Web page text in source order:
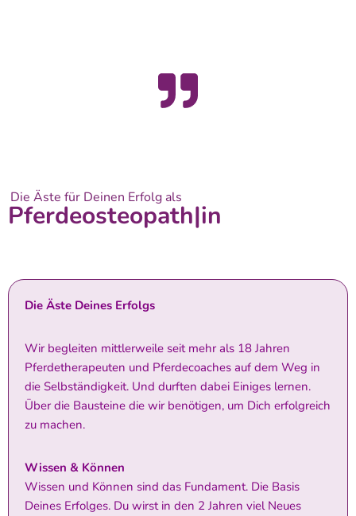
Die Äste für Deinen Erfolg als
Pferdeosteopath|in
Die Äste Deines Erfolgs
Wir begleiten mittlerweile seit mehr als 18 Jahren
Pferdetherapeuten und Pferdecoaches auf dem Weg in
die Selbständigkeit. Und durften dabei Einiges lernen.
Über die Bausteine die wir benötigen, um Dich erfolgreich
zu machen.
Wissen & Können
Wissen und Können sind das Fundament. Die Basis
Deines Erfolges. Du wirst in den 2 Jahren viel Neues